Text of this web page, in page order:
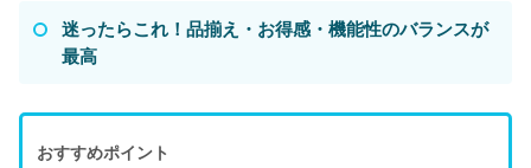
迷ったらこれ！品揃え・お得感・機能性のバランスが
最高
おすすめポイント